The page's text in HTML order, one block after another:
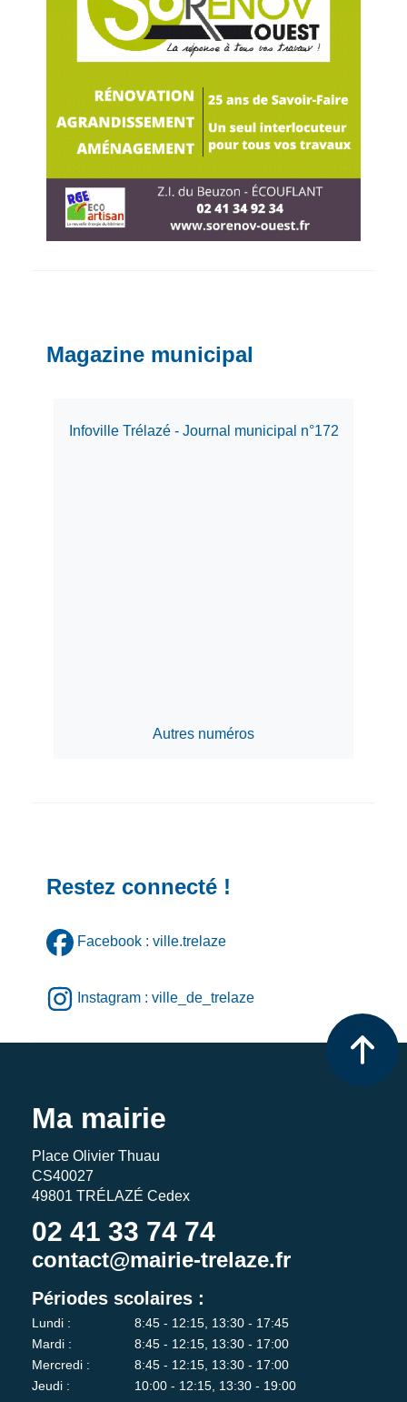
Magazine municipal
Infoville Trélazé - Journal municipal n°172
Autres numéros
Restez connecté !
Facebook : ville.trelaze
Instagram : ville_de_trelaze
Ma mairie
Place Olivier Thuau
CS40027
49801 TRÉLAZÉ Cedex
02 41 33 74 74
contact@mairie-trelaze.fr
Périodes scolaires :
Lundi :
8:45 - 12:15, 13:30 - 17:45
Mardi :
8:45 - 12:15, 13:30 - 17:00
Mercredi :
8:45 - 12:15, 13:30 - 17:00
Jeudi :
10:00 - 12:15, 13:30 - 19:00